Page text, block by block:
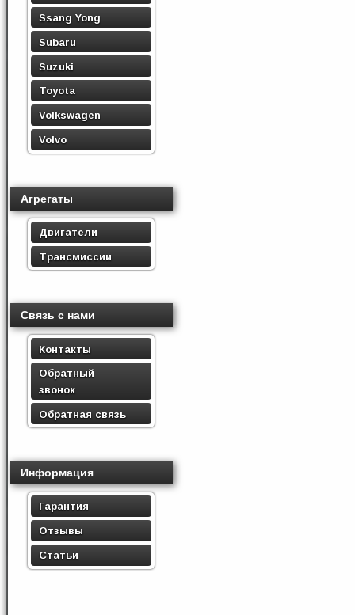
Ssang Yong
Subaru
Suzuki
Toyota
Volkswagen
Volvo
Агрегаты
Двигатели
Трансмиссии
Связь с нами
Контакты
Обратный
звонок
Обратная связь
Информация
Гарантия
Отзывы
Статьи